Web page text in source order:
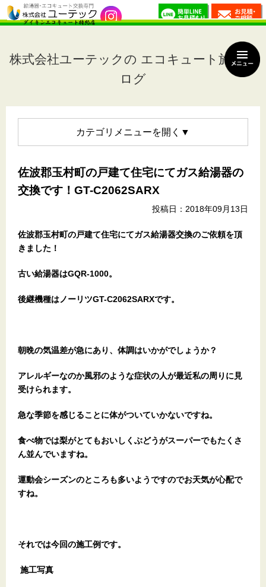
株式会社ユーテックの エコキュート施工ブ
ログ
カテゴリメニュー
佐波郡玉村町の戸建て住宅にてガス給湯器の
交換です！GT-C2062SARX
投稿日：2018年09月13日
佐波郡玉村町の戸建て住宅にてガス給湯器交換のご依頼を頂
きました！
古い給湯器はGQR-1000。
後継機種はノーリツGT-C2062SARXです。
朝晩の気温差が急にあり、体調はいかがでしょうか？
アレルギーなのか風邪のような症状の人が最近私の周りに見
受けられます。
急な季節を感じることに体がついていかないですね。
食べ物では梨がとてもおいしくぶどうがスーパーでもたくさ
ん並んでいますね。
運動会シーズンのところも多いようですのでお天気が心配で
すね。
それでは今回の施工例です。
施工写真